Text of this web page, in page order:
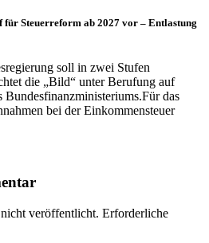
Steuerreform ab 2027 vor – Entlastung
soll in zwei Stufen
die „Bild“ unter Berufung auf
Bundesfinanzministeriums.Für das
bei der Einkommensteuer
veröffentlicht. Erforderliche